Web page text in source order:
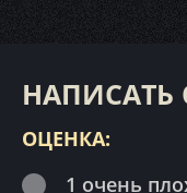
НАПИСАТЬ
ОЦЕНКА:
1 очень